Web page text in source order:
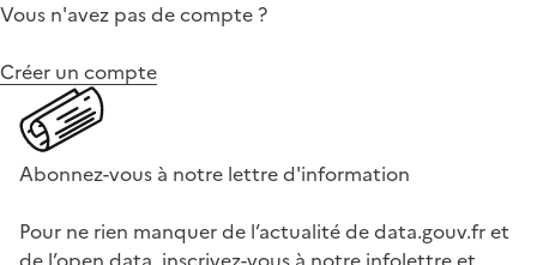
Vous n'avez pas de compte ?
Créer un compte
Abonnez-vous à notre lettre d'information
Pour ne rien manquer de l’actualité de data.gouv.fr et